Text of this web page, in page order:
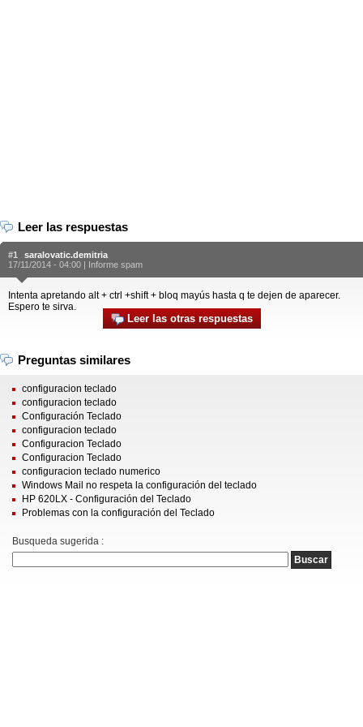
Leer las respuestas
#1
saralovatic.demitria
17/11/2014 - 04:00 | Informe spam
Intenta apretando alt + ctrl +shift + bloq mayús hasta q te dejen de aparecer.
Espero te sirva.
Leer las otras respuestas
Preguntas similares
configuracion teclado
configuracion teclado
Configuración Teclado
configuracion teclado
Configuracion Teclado
Configuracion Teclado
configuracion teclado numerico
Windows Mail no respeta la configuración del teclado
HP 620LX - Configuración del Teclado
Problemas con la configuración del Teclado
Busqueda sugerida :